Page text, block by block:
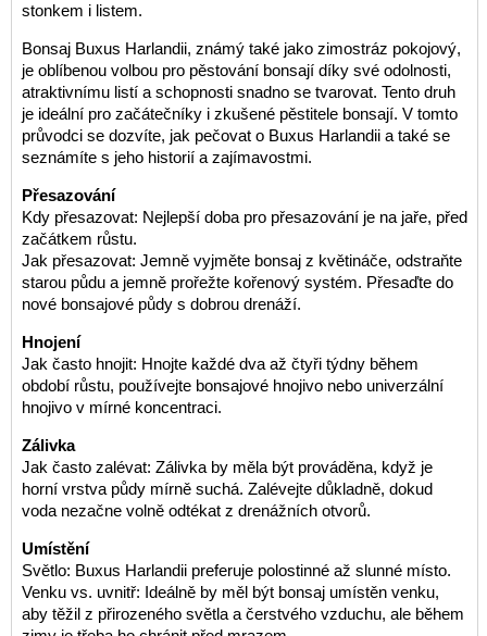
stonkem i listem.
Bonsaj Buxus Harlandii, známý také jako zimostráz pokojový,
je oblíbenou volbou pro pěstování bonsají díky své odolnosti,
atraktivnímu listí a schopnosti snadno se tvarovat. Tento druh
je ideální pro začátečníky i zkušené pěstitele bonsají. V tomto
průvodci se dozvíte, jak pečovat o Buxus Harlandii a také se
seznámíte s jeho historií a zajímavostmi.
Přesazování
Kdy přesazovat: Nejlepší doba pro přesazování je na jaře, před
začátkem růstu.
Jak přesazovat: Jemně vyjměte bonsaj z květináče, odstraňte
starou půdu a jemně prořežte kořenový systém. Přesaďte do
nové bonsajové půdy s dobrou drenáží.
Hnojení
Jak často hnojit: Hnojte každé dva až čtyři týdny během
období růstu, používejte bonsajové hnojivo nebo univerzální
hnojivo v mírné koncentraci.
Zálivka
Jak často zalévat: Zálivka by měla být prováděna, když je
horní vrstva půdy mírně suchá. Zalévejte důkladně, dokud
voda nezačne volně odtékat z drenážních otvorů.
Umístění
Světlo: Buxus Harlandii preferuje polostinné až slunné místo.
Venku vs. uvnitř: Ideálně by měl být bonsaj umístěn venku,
aby těžil z přirozeného světla a čerstvého vzduchu, ale během